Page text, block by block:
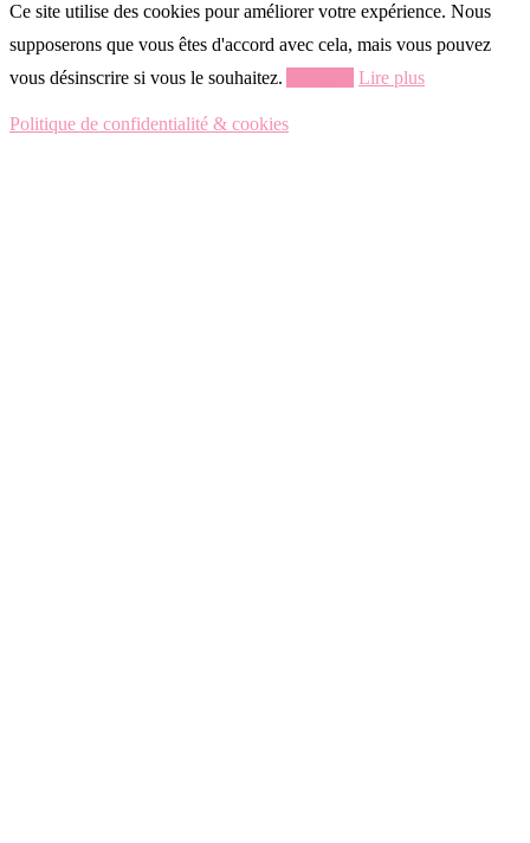
Ce site utilise des cookies pour améliorer votre expérience. Nous
supposerons que vous êtes d'accord avec cela, mais vous pouvez
vous désinscrire si vous le souhaitez.
Lire plus
Politique de confidentialité & cookies